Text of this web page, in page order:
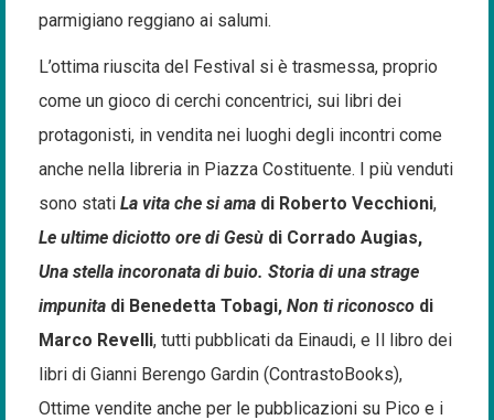
parmigiano reggiano ai salumi.
L’ottima riuscita del Festival si è trasmessa, proprio
come un gioco di cerchi concentrici, sui libri dei
protagonisti, in vendita nei luoghi degli incontri come
anche nella libreria in Piazza Costituente. I più venduti
sono stati La vita che si ama di Roberto Vecchioni,
Le ultime diciotto ore di Gesù di Corrado Augias,
Una stella incoronata di buio. Storia di una strage
impunita di Benedetta Tobagi, Non ti riconosco di
Marco Revelli, tutti pubblicati da Einaudi, e Il libro dei
libri di Gianni Berengo Gardin (ContrastoBooks),
Ottime vendite anche per le pubblicazioni su Pico e i